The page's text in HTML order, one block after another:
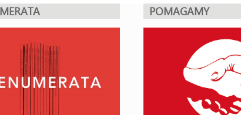
POMAGAMY